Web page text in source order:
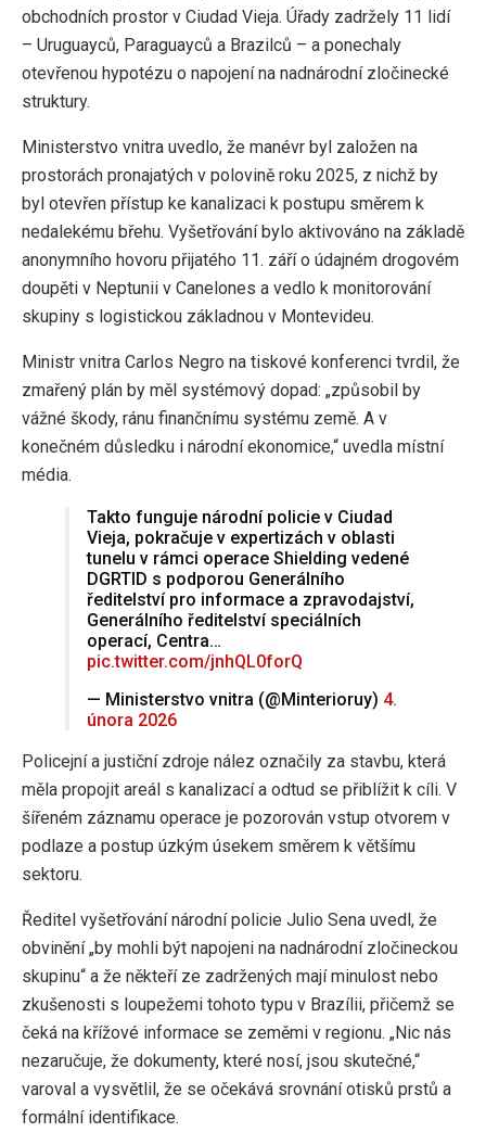
obchodních prostor v Ciudad Vieja. Úřady zadržely 11 lidí
– Uruguayců, Paraguayců a Brazilců – a ponechaly
otevřenou hypotézu o napojení na nadnárodní zločinecké
struktury.
Ministerstvo vnitra uvedlo, že manévr byl založen na
prostorách pronajatých v polovině roku 2025, z nichž by
byl otevřen přístup ke kanalizaci k postupu směrem k
nedalekému břehu. Vyšetřování bylo aktivováno na základě
anonymního hovoru přijatého 11. září o údajném drogovém
doupěti v Neptunii v Canelones a vedlo k monitorování
skupiny s logistickou základnou v Montevideu.
Ministr vnitra Carlos Negro na tiskové konferenci tvrdil, že
zmařený plán by měl systémový dopad: „způsobil by
vážné škody, ránu finančnímu systému země. A v
konečném důsledku i národní ekonomice,“ uvedla místní
média.
Takto funguje národní policie v Ciudad
Vieja, pokračuje v expertizách v oblasti
tunelu v rámci operace Shielding vedené
DGRTID s podporou Generálního
ředitelství pro informace a zpravodajství,
Generálního ředitelství speciálních
operací, Centra…
pic.twitter.com/jnhQL0forQ
— Ministerstvo vnitra (@Minterioruy) 4.
února 2026
Policejní a justiční zdroje nález označily za stavbu, která
měla propojit areál s kanalizací a odtud se přiblížit k cíli. V
šířeném záznamu operace je pozorován vstup otvorem v
podlaze a postup úzkým úsekem směrem k většímu
sektoru.
Ředitel vyšetřování národní policie Julio Sena uvedl, že
obvinění „by mohli být napojeni na nadnárodní zločineckou
skupinu“ a že někteří ze zadržených mají minulost nebo
zkušenosti s loupežemi tohoto typu v Brazílii, přičemž se
čeká na křížové informace se zeměmi v regionu. „Nic nás
nezaručuje, že dokumenty, které nosí, jsou skutečné,“
varoval a vysvětlil, že se očekává srovnání otisků prstů a
formální identifikace.